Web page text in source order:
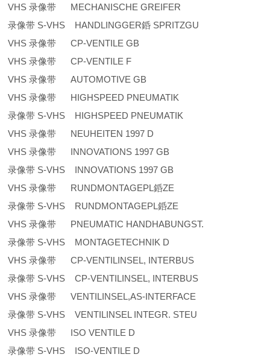
VHS 录像带 MECHANISCHE GREIFER
录像带 S-VHS HANDLINGGER銽 SPRITZGU
VHS 录像带 CP-VENTILE GB
VHS 录像带 CP-VENTILE F
VHS 录像带 AUTOMOTIVE GB
VHS 录像带 HIGHSPEED PNEUMATIK
录像带 S-VHS HIGHSPEED PNEUMATIK
VHS 录像带 NEUHEITEN 1997 D
VHS 录像带 INNOVATIONS 1997 GB
录像带 S-VHS INNOVATIONS 1997 GB
VHS 录像带 RUNDMONTAGEPL銽ZE
录像带 S-VHS RUNDMONTAGEPL銽ZE
VHS 录像带 PNEUMATIC HANDHABUNGST.
录像带 S-VHS MONTAGETECHNIK D
VHS 录像带 CP-VENTILINSEL, INTERBUS
录像带 S-VHS CP-VENTILINSEL, INTERBUS
VHS 录像带 VENTILINSEL,AS-INTERFACE
录像带 S-VHS VENTILINSEL INTEGR. STEU
VHS 录像带 ISO VENTILE D
录像带 S-VHS ISO-VENTILE D